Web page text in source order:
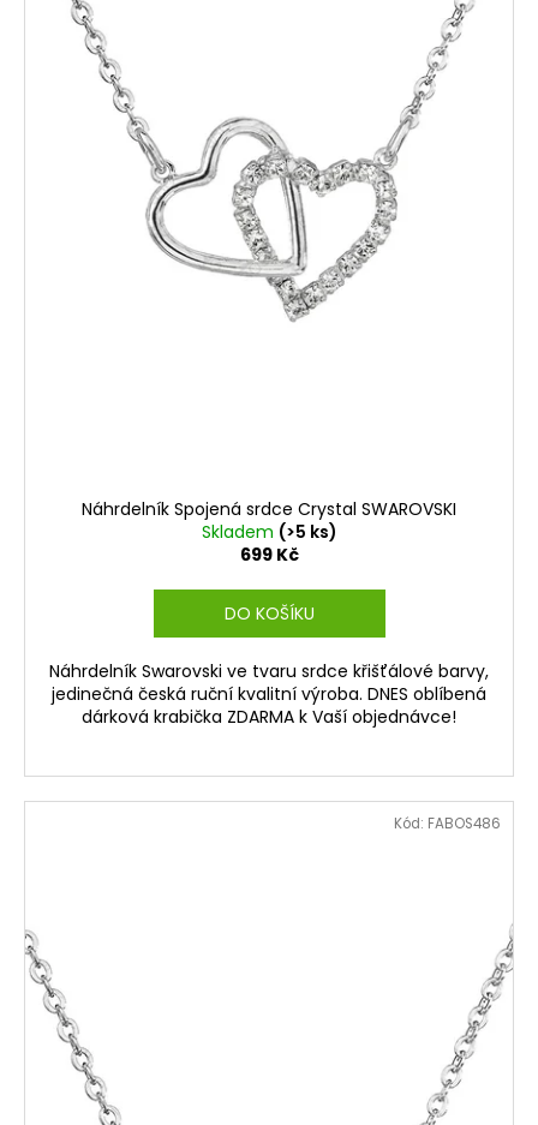
Náhrdelník Spojená srdce Crystal SWAROVSKI
Skladem (>5 ks)
699 Kč
DO KOŠÍKU
Náhrdelník Swarovski ve tvaru srdce křišťálové barvy,
jedinečná česká ruční kvalitní výroba. DNES oblíbená
dárková krabička ZDARMA k Vaší objednávce!
Kód: FABOS486